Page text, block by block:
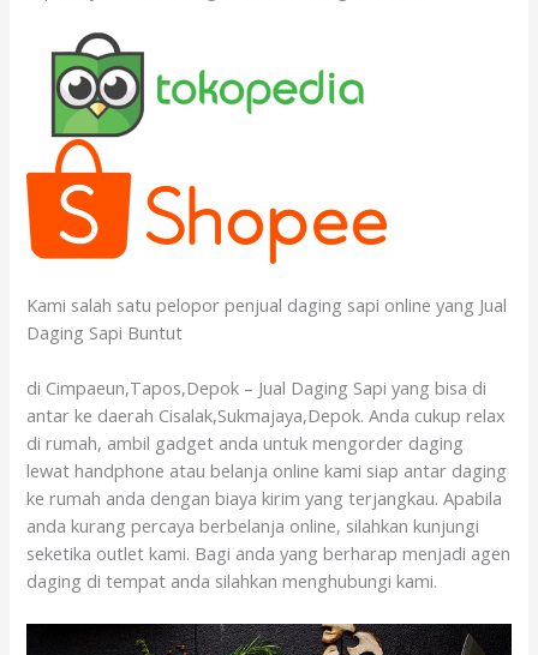
Kami salah satu pelopor penjual daging sapi online yang Jual
Daging Sapi Buntut
di Cimpaeun,Tapos,Depok – Jual Daging Sapi yang bisa di
antar ke daerah Cisalak,Sukmajaya,Depok. Anda cukup relax
di rumah, ambil gadget anda untuk mengorder daging
lewat handphone atau belanja online kami siap antar daging
ke rumah anda dengan biaya kirim yang terjangkau. Apabila
anda kurang percaya berbelanja online, silahkan kunjungi
seketika outlet kami. Bagi anda yang berharap menjadi agen
daging di tempat anda silahkan menghubungi kami.